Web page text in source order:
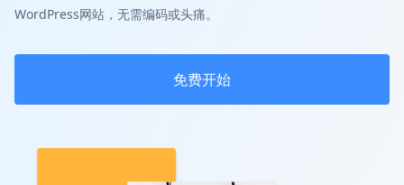
WordPress网站，无需编码或头痛。
免费开始